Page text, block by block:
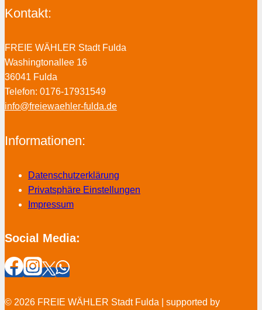
Kontakt:
FREIE WÄHLER Stadt Fulda
Washingtonallee 16
36041 Fulda
Telefon: 0176-17931549
info@freiewaehler-fulda.de
Informationen:
Datenschutzerklärung
Privatsphäre Einstellungen
Impressum
Social Media:
© 2026 FREIE WÄHLER Stadt Fulda | supported by